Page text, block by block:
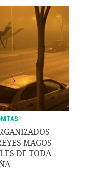
MAGOS
DE TODA